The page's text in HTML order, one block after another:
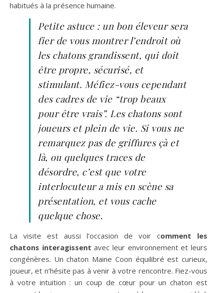
habitués à la présence humaine.
Petite astuce : un bon éleveur sera
fier de vous montrer l’endroit où
les chatons grandissent, qui doit
être propre, sécurisé, et
stimulant. Méfiez-vous cependant
des cadres de vie “trop beaux
pour être vrais”. Les chatons sont
joueurs et plein de vie. Si vous ne
remarquez pas de griffures çà et
là, ou quelques traces de
désordre, c’est que votre
interlocuteur a mis en scène sa
présentation, et vous cache
quelque chose.
La visite est aussi l’occasion de voir comment les
chatons interagissent avec leur environnement et leurs
congénères. Un chaton Maine Coon équilibré est curieux,
joueur, et n’hésite pas à venir à votre rencontre. Fiez-vous
à votre intuition : un coup de cœur pour un chaton est